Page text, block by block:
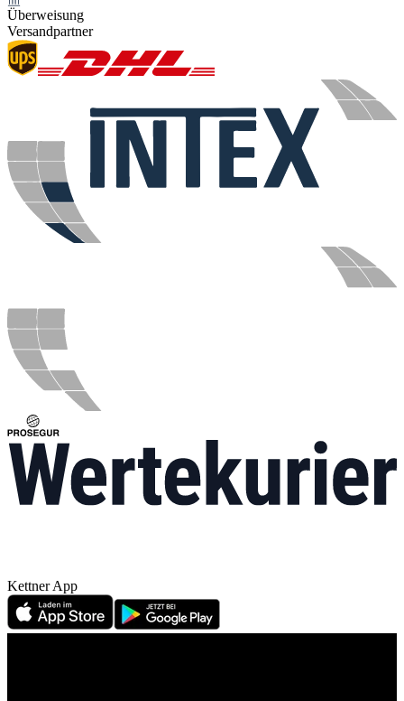
Überweisung
Versandpartner
Kettner App